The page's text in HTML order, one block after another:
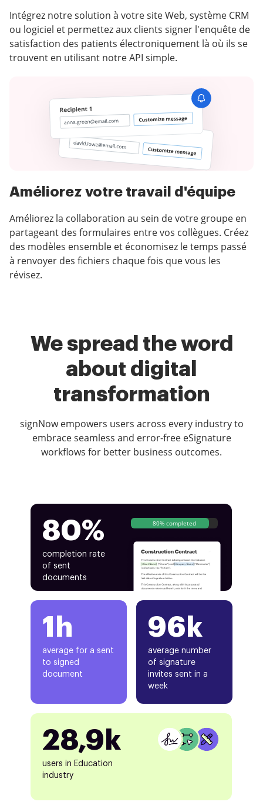
Intégrez notre solution à votre site Web, système CRM
ou logiciel et permettez aux clients signer l'enquête de
satisfaction des patients électroniquement là où ils se
trouvent en utilisant notre API simple.
Améliorez votre travail d'équipe
Améliorez la collaboration au sein de votre groupe en
partageant des formulaires entre vos collègues. Créez
des modèles ensemble et économisez le temps passé
à renvoyer des fichiers chaque fois que vous les
révisez.
We spread the word
about digital
transformation
signNow empowers users across every industry to
embrace seamless and error-free eSignature
workflows for better business outcomes.
80%
completion rate
of sent
documents
80% completed
1h
average for a sent
to signed
document
96k
average number
of signature
invites sent in a
week
28,9k
users in Education
industry